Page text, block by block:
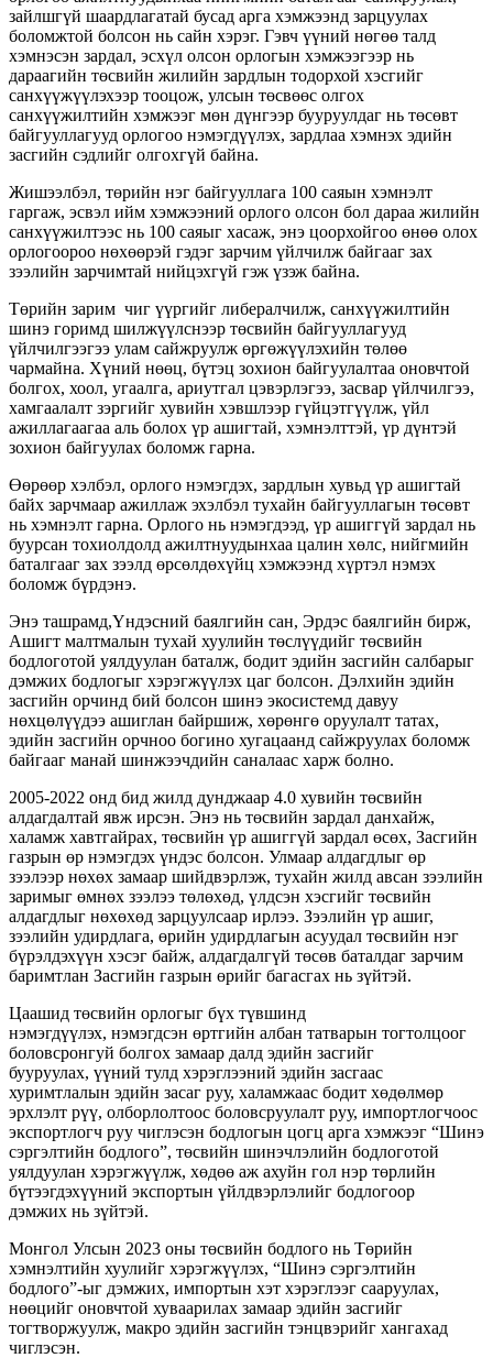
зайлшгүй шаардлагатай бусад арга хэмжээнд зарцуулах
боломжтой болсон нь сайн хэрэг. Гэвч үүний нөгөө талд
хэмнэсэн зардал, эсхүл олсон орлогын хэмжээгээр нь
дараагийн төсвийн жилийн зардлын тодорхой хэсгийг
санхүүжүүлэхээр тооцож, улсын төсвөөс олгох
санхүүжилтийн хэмжээг мөн дүнгээр бууруулдаг нь төсөвт
байгууллагууд орлогоо нэмэгдүүлэх, зардлаа хэмнэх эдийн
засгийн сэдлийг олгохгүй байна.
Жишээлбэл, төрийн нэг байгууллага 100 саяын хэмнэлт
гаргаж, эсвэл ийм хэмжээний орлого олсон бол дараа жилийн
санхүүжилтээс нь 100 саяыг хасаж, энэ цоорхойгоо өнөө олох
орлогоороо нөхөөрэй гэдэг зарчим үйлчилж байгааг зах
зээлийн зарчимтай нийцэхгүй гэж үзэж байна.
Төрийн зарим чиг үүргийг либералчилж, санхүүжилтийн
шинэ горимд шилжүүлснээр төсвийн байгууллагууд
үйлчилгээгээ улам сайжруулж өргөжүүлэхийн төлөө
чармайна. Хүний нөөц, бүтэц зохион байгуулалтаа оновчтой
болгох, хоол, угаалга, ариутгал цэвэрлэгээ, засвар үйлчилгээ,
хамгаалалт зэргийг хувийн хэвшлээр гүйцэтгүүлж, үйл
ажиллагаагаа аль болох үр ашигтай, хэмнэлттэй, үр дүнтэй
зохион байгуулах боломж гарна.
Өөрөөр хэлбэл, орлого нэмэгдэх, зардлын хувьд үр ашигтай
байх зарчмаар ажиллаж эхэлбэл тухайн байгууллагын төсөвт
нь хэмнэлт гарна. Орлого нь нэмэгдээд, үр ашиггүй зардал нь
буурсан тохиолдолд ажилтнуудынхаа цалин хөлс, нийгмийн
баталгааг зах зээлд өрсөлдөхүйц хэмжээнд хүртэл нэмэх
боломж бүрдэнэ.
Энэ ташрамд,Үндэсний баялгийн сан, Эрдэс баялгийн бирж,
Ашигт малтмалын тухай хуулийн төслүүдийг төсвийн
бодлоготой уялдуулан баталж, бодит эдийн засгийн салбарыг
дэмжих бодлогыг хэрэгжүүлэх цаг болсон. Дэлхийн эдийн
засгийн орчинд бий болсон шинэ экосистемд давуу
нөхцөлүүдээ ашиглан байршиж, хөрөнгө оруулалт татах,
эдийн засгийн орчноо богино хугацаанд сайжруулах боломж
байгааг манай шинжээчдийн саналаас харж болно.
2005-2022 онд бид жилд дунджаар 4.0 хувийн төсвийн
алдагдалтай явж ирсэн. Энэ нь төсвийн зардал данхайж,
халамж хавтгайрах, төсвийн үр ашиггүй зардал өсөх, Засгийн
газрын өр нэмэгдэх үндэс болсон. Улмаар алдагдлыг өр
зээлээр нөхөх замаар шийдвэрлэж, тухайн жилд авсан зээлийн
заримыг өмнөх зээлээ төлөхөд, үлдсэн хэсгийг төсвийн
алдагдлыг нөхөхөд зарцуулсаар ирлээ. Зээлийн үр ашиг,
зээлийн удирдлага, өрийн удирдлагын асуудал төсвийн нэг
бүрэлдэхүүн хэсэг байж, алдагдалгүй төсөв баталдаг зарчим
баримтлан Засгийн газрын өрийг багасгах нь зүйтэй.
Цаашид төсвийн орлогыг бүх түвшинд
нэмэгдүүлэх, нэмэгдсэн өртгийн албан татварын тогтолцоог
боловсронгуй болгох замаар далд эдийн засгийг
бууруулах, үүний тулд хэрэглээний эдийн засгаас
хуримтлалын эдийн засаг руу, халамжаас бодит хөдөлмөр
эрхлэлт рүү, олборлолтоос боловсруулалт руу, импортлогчоос
экспортлогч руу чиглэсэн бодлогын цогц арга хэмжээг “Шинэ
сэргэлтийн бодлого”, төсвийн шинэчлэлийн бодлоготой
уялдуулан хэрэгжүүлж, хөдөө аж ахуйн гол нэр төрлийн
бүтээгдэхүүний экспортын үйлдвэрлэлийг бодлогоор
дэмжих нь зүйтэй.
Монгол Улсын 2023 оны төсвийн бодлого нь Төрийн
хэмнэлтийн хуулийг хэрэгжүүлэх, “Шинэ сэргэлтийн
бодлого”-ыг дэмжих, импортын хэт хэрэглээг сааруулах,
нөөцийг оновчтой хуваарилах замаар эдийн засгийг
тогтворжуулж, макро эдийн засгийн тэнцвэрийг хангахад
чиглэсэн.